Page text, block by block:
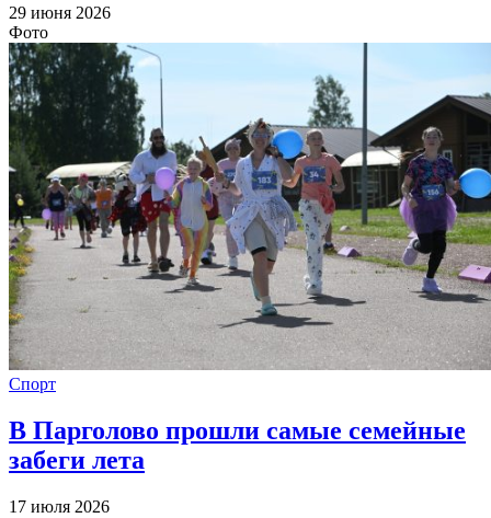
29 июня 2026
Фото
Спорт
В Парголово прошли самые семейные
забеги лета
17 июля 2026